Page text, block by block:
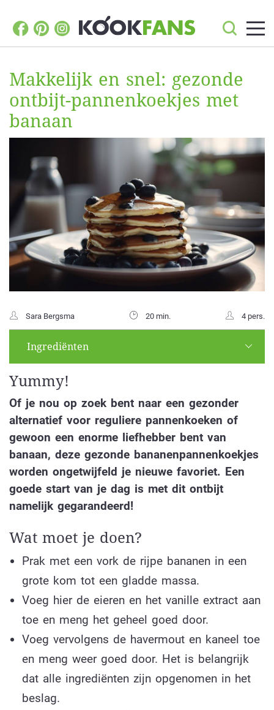
Makkelijk en snel: gezonde
ontbijt-pannenkoekjes met
banaan
Sara Bergsma 20 min. 4 pers.
Ingrediënten
Yummy!
Of je nou op zoek bent naar een gezonder
alternatief voor reguliere pannenkoeken of
gewoon een enorme liefhebber bent van
banaan, deze gezonde bananenpannenkoekjes
worden ongetwijfeld je nieuwe favoriet. Een
goede start van je dag is met dit ontbijt
namelijk gegarandeerd!
Wat moet je doen?
Prak met een vork de rijpe bananen in een
grote kom tot een gladde massa.
Voeg hier de eieren en het vanille extract aan
toe en meng het geheel goed door.
Voeg vervolgens de havermout en kaneel toe
en meng weer goed door. Het is belangrijk
dat alle ingrediënten zijn opgenomen in het
beslag.